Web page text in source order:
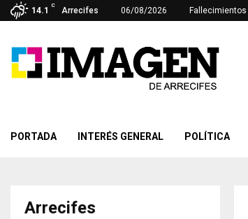
14.1
C
Arrecifes 06/08/2026 Fallecimientos
PORTADA INTERÉS GENERAL POLÍTICA
Arrecifes